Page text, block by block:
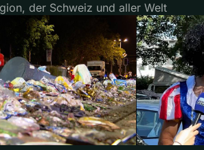
der Schweiz und aller Welt